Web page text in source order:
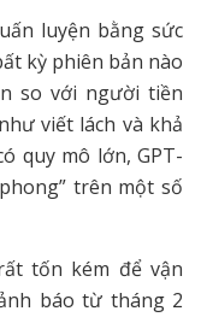
luyện bằng sức
kỳ phiên bản nào
so với người tiền
viết lách và khả
quy mô lớn, GPT-
trên một số
tốn kém để vận
báo từ tháng 2